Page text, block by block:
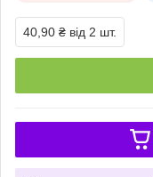
40,90 ₴ від 2 шт.